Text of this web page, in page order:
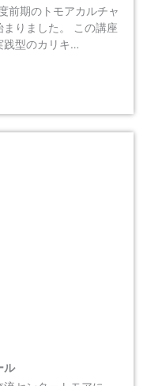
前期のトモアカルチャ
りました。 この講座
践型のカリキ…
ル